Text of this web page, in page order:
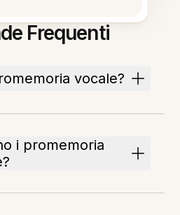
Frequenti
vocale?
i promemoria